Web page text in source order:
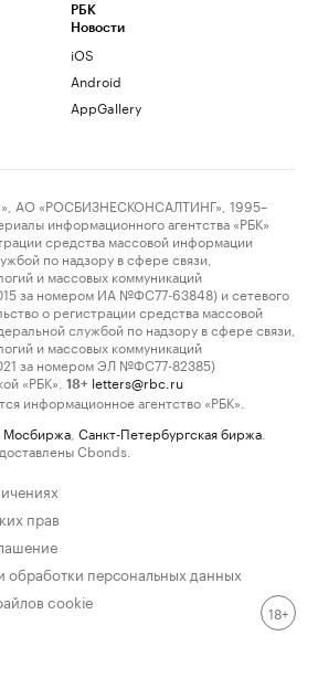
РБК
Новости
iOS
Android
AppGallery
АО «РОСБИЗНЕСКОНСАЛТИНГ», 1995–
информационного агентства «РБК»
средства массовой информации
по надзору в сфере связи,
и массовых коммуникаций
за номером ИА №ФС77-63848) и сетевого
о регистрации средства массовой
службой по надзору в сфере связи,
и массовых коммуникаций
за номером ЭЛ №ФС77-82385)
«РБК».
18+ letters@rbc.ru
информационное агентство «РБК».
Мосбиржа Санкт-Петербургская биржа
Cbonds.
прав
обработки персональных данных
cookie
18+